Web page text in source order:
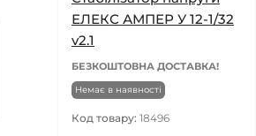
ЕЛЕКС АМПЕР У 12-1/32
v2.1
БЕЗКОШТОВНА ДОСТАВКА!
Немає в наявності
Код товару: 18496